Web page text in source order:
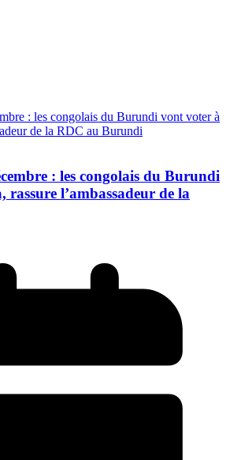
: les congolais du Burundi
l’ambassadeur de la